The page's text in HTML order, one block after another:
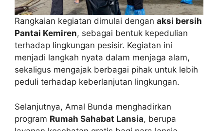
Rangkaian kegiatan dimulai dengan aksi bersih
Pantai Kemiren, sebagai bentuk kepedulian
terhadap lingkungan pesisir. Kegiatan ini
menjadi langkah nyata dalam menjaga alam,
sekaligus mengajak berbagai pihak untuk lebih
peduli terhadap keberlanjutan lingkungan.
Selanjutnya, Amal Bunda menghadirkan
program Rumah Sahabat Lansia, berupa